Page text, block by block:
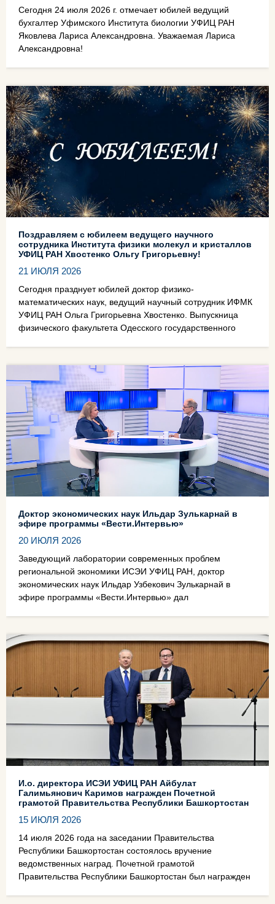
Сегодня 24 июля 2026 г. отмечает юбилей ведущий
бухгалтер Уфимского Института биологии УФИЦ РАН
Яковлева Лариса Александровна. Уважаемая Лариса
Александровна!
Поздравляем с юбилеем ведущего научного
сотрудника Института физики молекул и кристаллов
УФИЦ РАН Хвостенко Ольгу Григорьевну!
21 ИЮЛЯ 2026
Сегодня празднует юбилей доктор физико-
математических наук, ведущий научный сотрудник ИФМК
УФИЦ РАН Ольга Григорьевна Хвостенко. Выпускница
физического факультета Одесского государственного
Доктор экономических наук Ильдар Зулькарнай в
эфире программы «Вести.Интервью»
20 ИЮЛЯ 2026
Заведующий лаборатории современных проблем
региональной экономики ИСЭИ УФИЦ РАН, доктор
экономических наук Ильдар Узбекович Зулькарнай в
эфире программы «Вести.Интервью» дал
И.о. директора ИСЭИ УФИЦ РАН Айбулат
Галимьянович Каримов награжден Почетной
грамотой Правительства Республики Башкортостан
15 ИЮЛЯ 2026
14 июля 2026 года на заседании Правительства
Республики Башкортостан состоялось вручение
ведомственных наград. Почетной грамотой
Правительства Республики Башкортостан был награжден